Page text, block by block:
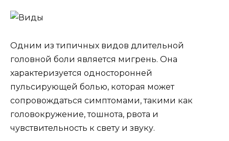
Одним из типичных видов длительной
головной боли является мигрень. Она
характеризуется односторонней
пульсирующей болью, которая может
сопровождаться симптомами, такими как
головокружение, тошнота, рвота и
чувствительность к свету и звуку.